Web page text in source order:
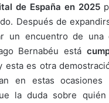
de España en 2025
Después de
un encuentro de
Bernabéu está
esta es otra
en estas ocasiones
la duda sobre